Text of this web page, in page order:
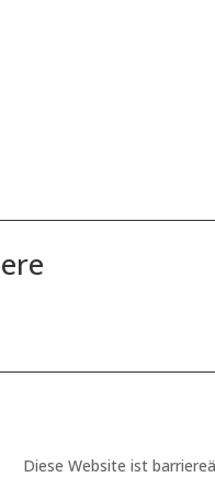
Diese Website ist